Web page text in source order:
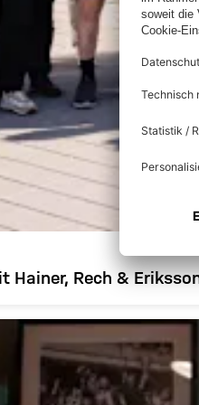
Hainer, Rech &